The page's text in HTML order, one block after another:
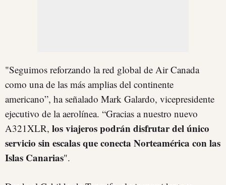
"Seguimos reforzando la red global de Air Canada
como una de las más amplias del continente
americano”, ha señalado Mark Galardo, vicepresidente
ejecutivo de la aerolínea. “Gracias a nuestro nuevo
A321XLR, los viajeros podrán disfrutar del único
servicio sin escalas que conecta Norteamérica con las
Islas Canarias".